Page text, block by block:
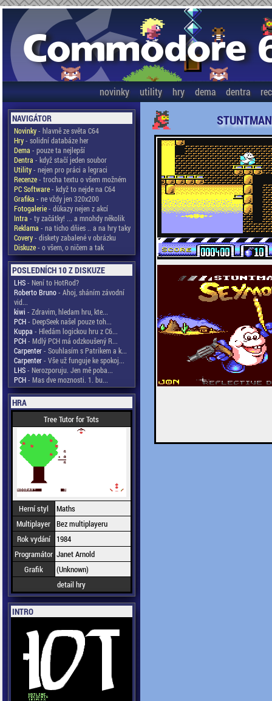
novinky utility hry dema dentra
NAVIGÁTOR
Novinky- hlavně ze světa C64
Hry- solidní databáze her
Dema - pouze ta nejlepší
Dentra - když stačí jeden soubor
Utility- nejen pro práci a legraci
Recenze- trocha textu o všem možném
PC Software- když to nejde na C64
Grafika - ne vždy jen 320x200
Fotogalerie- důkazy nejen z akcí
Intra - ty začátky! ... a mnohdy několik
Reklama - na ticho dňies .. a na hry taky
Covery- diskety zabalené v obrázku
Diskuze- o všem, o ničem a tak
POSLEDNÍCH 10 Z DISKUZE
LHS- Není to HotRod?
Roberto Bruno- Ahoj, sháním závodní
vid...
kiwi - Zdravim, hledam hru, kte...
PCH- DeepSeek našel pouze toh...
Kuppa - Hledám logickou hru z C6...
PCH- Mdlý PCH má odzkoušený R...
Carpenter- Souhlasím s Patrikem a k...
Carpenter- Vše už funguje ke spokoj...
LHS- Nerozporuju. Jen mě poba...
PCH- Mas dve moznosti. 1. bu...
HRA
Tree Tutor for Tots
Herní styl
Maths
Multiplayer Bez multiplayeru
Rok vydání
1984
Programátor Janet Arnold
Grafik
(Unknown)
detail hry
INTRO